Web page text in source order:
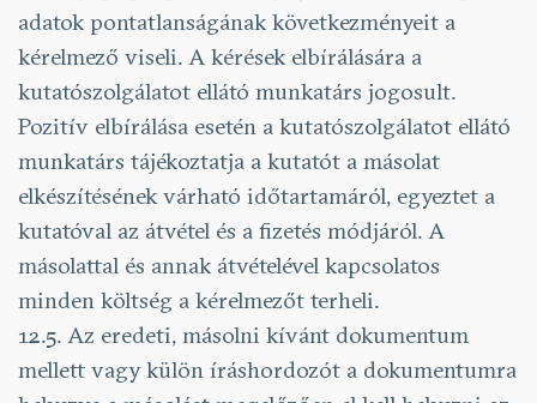
adatok pontatlanságának következményeit a
kérelmező viseli. A kérések elbírálására a
kutatószolgálatot ellátó munkatárs jogosult.
Pozitív elbírálása esetén a kutatószolgálatot ellátó
munkatárs tájékoztatja a kutatót a másolat
elkészítésének várható időtartamáról, egyeztet a
kutatóval az átvétel és a fizetés módjáról. A
másolattal és annak átvételével kapcsolatos
minden költség a kérelmezőt terheli.
12.5. Az eredeti, másolni kívánt dokumentum
mellett vagy külön íráshordozót a dokumentumra